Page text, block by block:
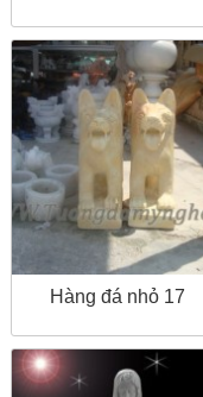
Hàng đá nhỏ 17